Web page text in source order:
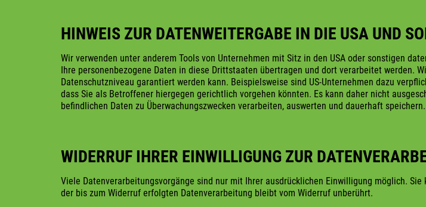
HINWEIS ZUR DATENWEITERGABE IN DIE USA UND
Wir verwenden unter anderem Tools von Unternehmen mit Sitz in den USA oder sonstigen
Ihre personenbezogene Daten in diese Drittstaaten übertragen und dort verarbeitet werden.
Datenschutzniveau garantiert werden kann. Beispielsweise sind US-Unternehmen dazu
dass Sie als Betroffener hiergegen gerichtlich vorgehen könnten. Es kann daher nicht
befindlichen Daten zu Überwachungszwecken verarbeiten, auswerten und dauerhaft
WIDERRUF IHRER EINWILLIGUNG ZUR
Viele Datenverarbeitungsvorgänge sind nur mit Ihrer ausdrücklichen Einwilligung möglich.
der bis zum Widerruf erfolgten Datenverarbeitung bleibt vom Widerruf unberührt.